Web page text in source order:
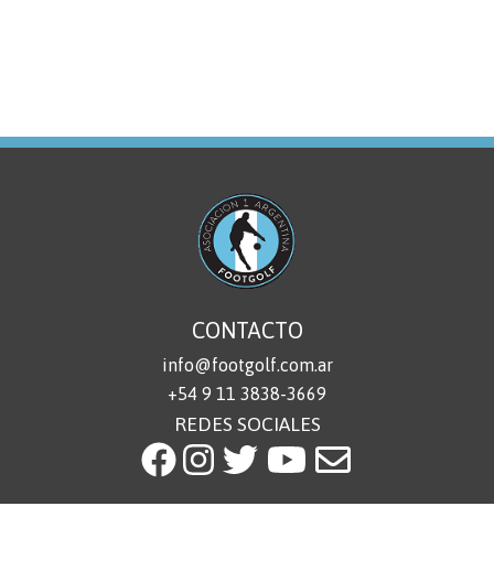
CONTACTO
info@footgolf.com.ar
+54 9 11 3838-3669
REDES SOCIALES